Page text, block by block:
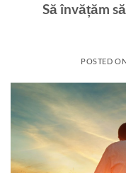
Să învățăm
POSTED